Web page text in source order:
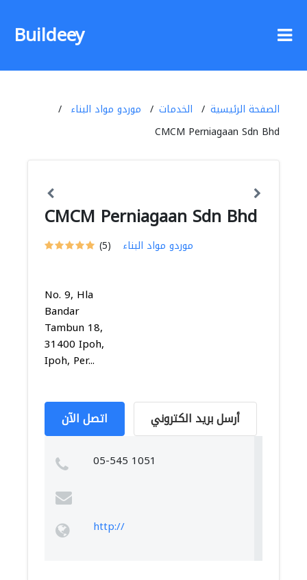
Buildeey
الصفحة الرئيسية الخدمات
موردو مواد البناء
CMCM Perniagaan Sdn Bhd
CMCM Perniagaan Sdn Bhd
(5) موردو مواد البناء
No. 9, Hla
Bandar
Tambun 18,
31400 Ipoh,
Ipoh, Per...
اتصل الآن أرسل بريد الكتروني
05-545 1051
http://